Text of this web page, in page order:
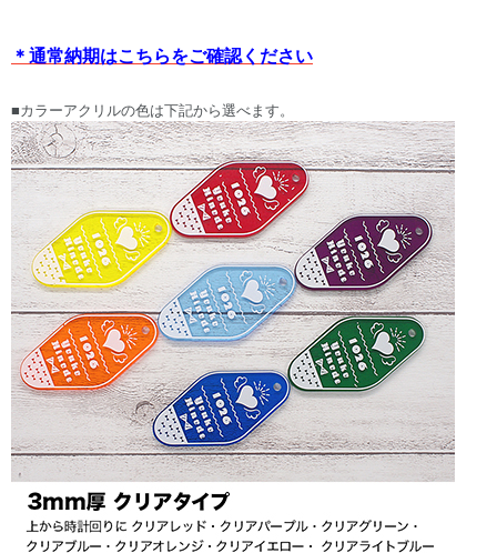
＊通常納期はこちらをご確認ください
■カラーアクリルの色は下記から選べます。